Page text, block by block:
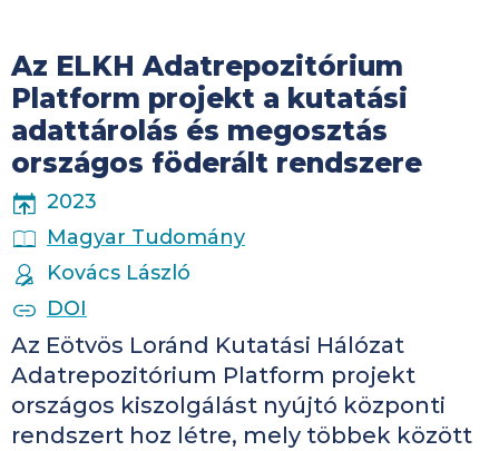
Az ELKH Adatrepozitórium
Platform projekt a kutatási
adattárolás és megosztás
országos föderált rendszere
PUBLICATION YEAR
2023
PUBLICATION PLACE
Magyar Tudomány
AUTHORS
Kovács László
PUBLICATION IDENTIFIERS
DOI
​Az Eötvös Loránd Kutatási Hálózat
Adatrepozitórium Platform projekt
országos kiszolgálást nyújtó központi
rendszert hoz létre, mely többek között